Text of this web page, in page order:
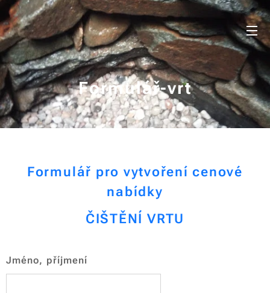
Formulář-vrt
Formulář pro vytvoření cenové
nabídky
ČIŠTĚNÍ VRTU
Jméno, příjmení